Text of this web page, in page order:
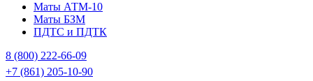
Маты АТМ-10
Маты БЗМ
ПДТС и ПДТК
8 (800) 222-66-09
+7 (861) 205-10-90